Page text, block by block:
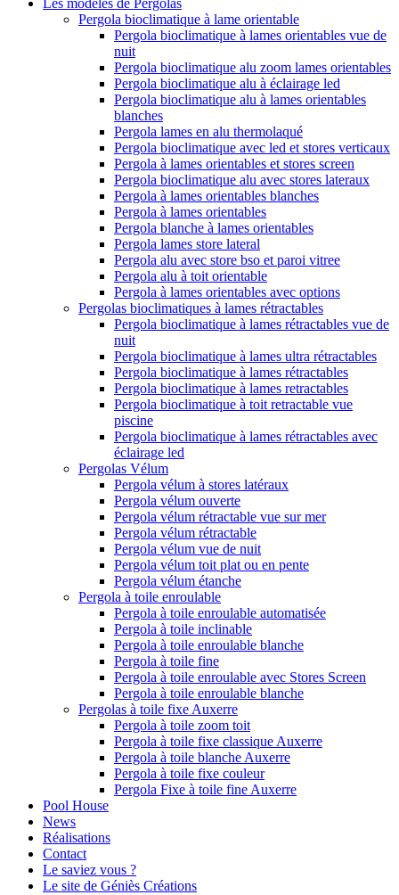
Les modèles de Pergolas
Pergola bioclimatique à lame orientable
Pergola bioclimatique à lames orientables vue de
nuit
Pergola bioclimatique alu zoom lames orientables
Pergola bioclimatique alu à éclairage led
Pergola bioclimatique alu à lames orientables
blanches
Pergola lames en alu thermolaqué
Pergola bioclimatique avec led et stores verticaux
Pergola à lames orientables et stores screen
Pergola bioclimatique alu avec stores lateraux
Pergola à lames orientables blanches
Pergola à lames orientables
Pergola blanche à lames orientables
Pergola lames store lateral
Pergola alu avec store bso et paroi vitree
Pergola alu à toit orientable
Pergola à lames orientables avec options
Pergolas bioclimatiques à lames rétractables
Pergola bioclimatique à lames rétractables vue de
nuit
Pergola bioclimatique à lames ultra rétractables
Pergola bioclimatique à lames rétractables
Pergola bioclimatique à lames retractables
Pergola bioclimatique à toit retractable vue
piscine
Pergola bioclimatique à lames rétractables avec
éclairage led
Pergolas Vélum
Pergola vélum à stores latéraux
Pergola vélum ouverte
Pergola vélum rétractable vue sur mer
Pergola vélum rétractable
Pergola vélum vue de nuit
Pergola vélum toit plat ou en pente
Pergola vélum étanche
Pergola à toile enroulable
Pergola à toile enroulable automatisée
Pergola à toile inclinable
Pergola à toile enroulable blanche
Pergola à toile fine
Pergola à toile enroulable avec Stores Screen
Pergola à toile enroulable blanche
Pergolas à toile fixe Auxerre
Pergola à toile zoom toit
Pergola à toile fixe classique Auxerre
Pergola à toile blanche Auxerre
Pergola à toile fixe couleur
Pergola Fixe à toile fine Auxerre
Pool House
News
Réalisations
Contact
Le saviez vous ?
Le site de Géniès Créations